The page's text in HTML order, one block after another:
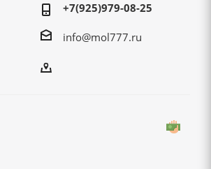
+7(925)979-08-25
info@mol777.ru